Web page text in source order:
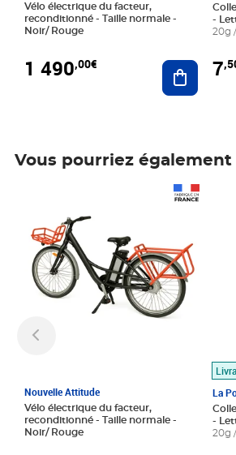
Vélo électrique du facteur,
reconditionné - Taille normale -
Noir/ Rouge
1 490,00€ Ajouter
-
20g
7
Vous pourriez également
Nouvelle Attitude
Vélo électrique du facteur,
reconditionné - Taille normale -
Noir/ Rouge
La
-
20g